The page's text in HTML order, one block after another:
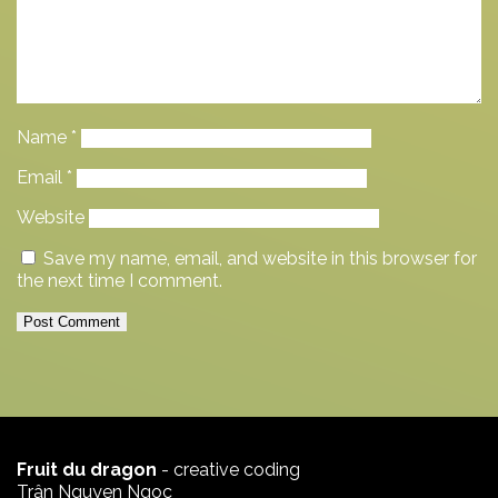
Name *
Email *
Website
Save my name, email, and website in this browser for
the next time I comment.
Fruit du dragon - creative coding
Trân Nguyen Ngoc